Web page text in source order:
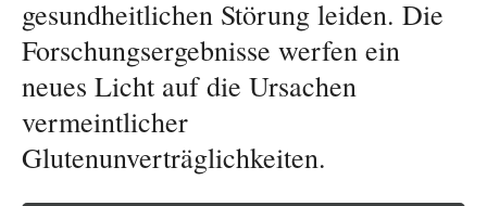
gesundheitlichen Störung leiden. Die
Forschungsergebnisse werfen ein
neues Licht auf die Ursachen
vermeintlicher
Glutenunverträglichkeiten.